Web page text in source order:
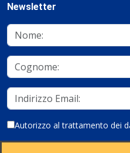
Newsletter
Autorizzo al trattamento dei